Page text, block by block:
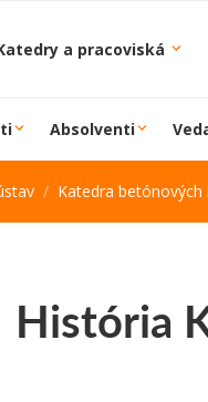
a pracoviská
Absolventi
Katedra
História